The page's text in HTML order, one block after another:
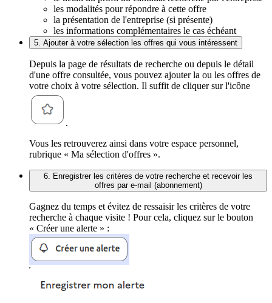
les modalités pour répondre à cette offre
la présentation de l'entreprise (si présente)
les informations complémentaires le cas échéant
5. Ajouter à votre sélection les offres qui vous intéressent
Depuis la page de résultats de recherche ou depuis le détail
d'une offre consultée, vous pouvez ajouter la ou les offres de
votre choix à votre sélection. Il suffit de cliquer sur l'icône
.
Vous les retrouverez ainsi dans votre espace personnel,
rubrique « Ma sélection d'offres ».
6. Enregistrer les critères de votre recherche et recevoir les
offres par e-mail (abonnement)
Gagnez du temps et évitez de ressaisir les critères de votre
recherche à chaque visite ! Pour cela, cliquez sur le bouton
« Créer une alerte » :